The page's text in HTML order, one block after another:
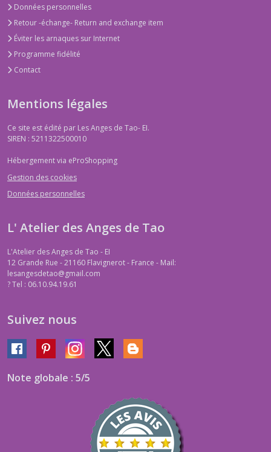
Données personnelles
Retour -échange- Return and exchange item
Éviter les arnaques sur Internet
Programme fidélité
Contact
Mentions légales
Ce site est édité par Les Anges de Tao- EI.
SIREN : 5211322500010
Hébergement via eProShopping
Gestion des cookies
Données personnelles
L' Atelier des Anges de Tao
L'Atelier des Anges de Tao - EI
12 Grande Rue - 21160 Flavignerot - France - Mail:
lesangesdetao@gmail.com
?Tel : 06.10.94.19.61
Suivez nous
Note globale : 5/5